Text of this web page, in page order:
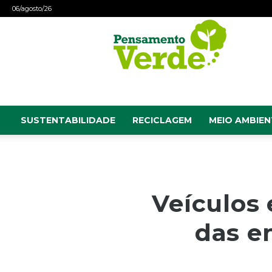
06/agosto/26
SUSTENTABILIDADE RECICLAGEM MEIO
Veículos
das